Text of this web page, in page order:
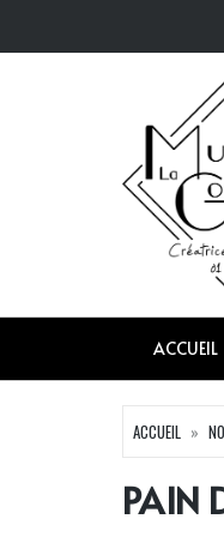
ACCUEIL
ACCUEIL
PAIN